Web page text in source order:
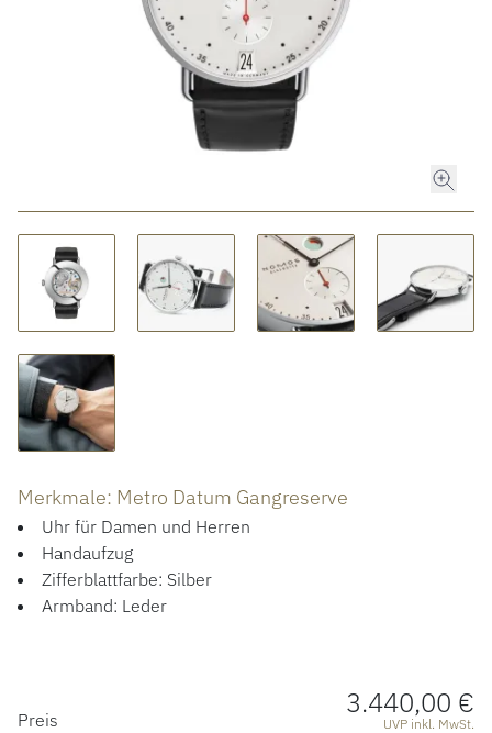
ROLEX CERTIFIED PRE-OWNED
LUXURY DEALS
HOCHZEIT
ACCESSOIRES
ÜBER UNS
Merkmale: Metro Datum Gangreserve
Uhr für Damen und Herren
Handaufzug
Zifferblattfarbe: Silber
Armband: Leder
PREISINFORMATIONEN
Preis 3.440,00 €
UVP inkl. MwSt.